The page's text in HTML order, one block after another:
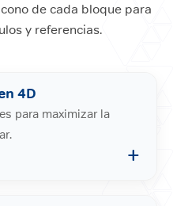
de cada bloque para
y referencias.
4D
para maximizar la
+